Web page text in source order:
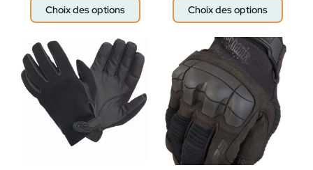
Choix des options Choix des options